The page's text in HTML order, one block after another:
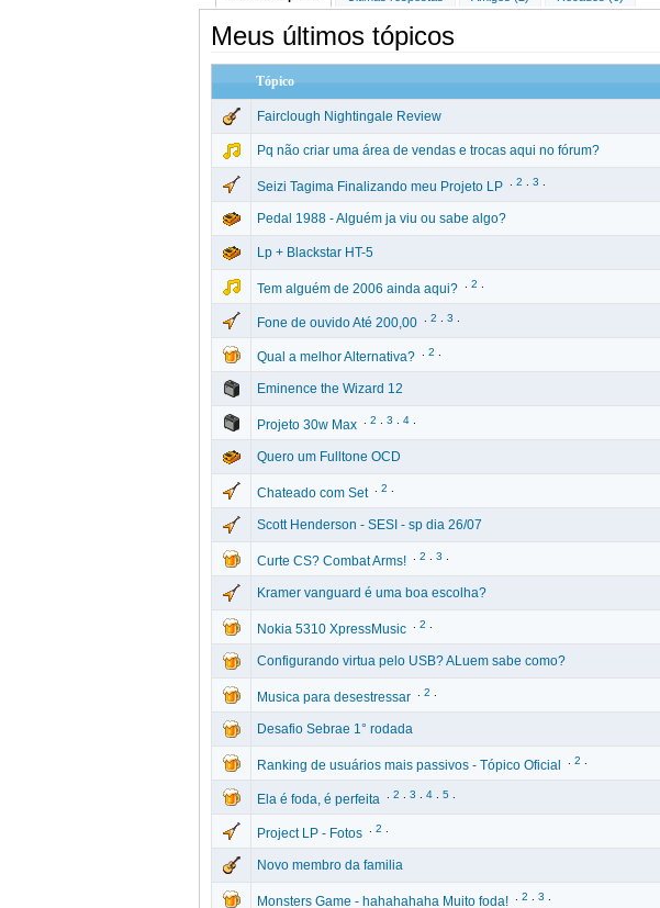
Meus últimos tópicos
Tópico
Fairclough Nightingale Review
Pq não criar uma área de vendas e trocas aqui no fórum?
Seizi Tagima Finalizando meu Projeto LP 2 3
Pedal 1988 - Alguém ja viu ou sabe algo?
Lp + Blackstar HT-5
Tem alguém de 2006 ainda aqui? 2
Fone de ouvido Até 200,00 2 3
Qual a melhor Alternativa? 2
Eminence the Wizard 12
Projeto 30w Max 2 3 4
Quero um Fulltone OCD
Chateado com Set 2
Scott Henderson - SESI - sp dia 26/07
Curte CS? Combat Arms! 2 3
Kramer vanguard é uma boa escolha?
Nokia 5310 XpressMusic 2
Configurando virtua pelo USB? ALuem sabe como?
Musica para desestressar 2
Desafio Sebrae 1° rodada
Ranking de usuários mais passivos - Tópico Oficial 2
Ela é foda, é perfeita 2 3 4 5
Project LP - Fotos 2
Novo membro da familia
Monsters Game - hahahahaha Muito foda! 2 3